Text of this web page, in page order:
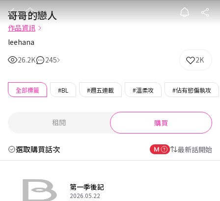
哥哥的戀人
哥哥的戀人
作品資訊
leehana
26.2K
245 2K
全部標籤 #BL #週五連載 #溫柔攻 #佔有慾偏執攻
租閱 購買
選取購買話次 最新話開始
第一季後記
2026.05.22